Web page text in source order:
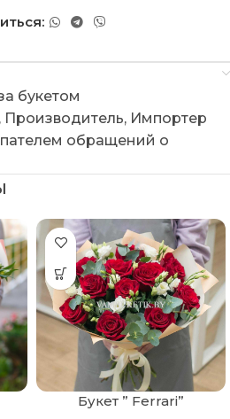
букетом
Производитель, Импортер
обращений о
Букет ” Ferrari”